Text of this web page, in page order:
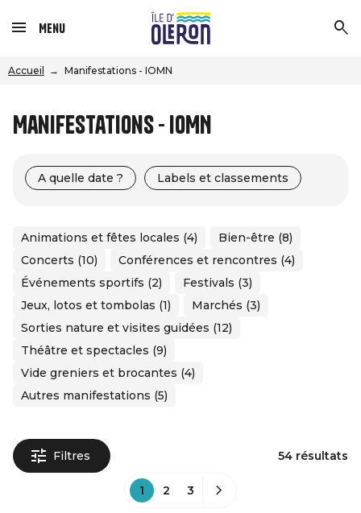
Menu
Accueil Manifestations - IOMN
Manifestations - IOMN
A quelle date ? Labels et classements
Animations et fêtes locales (4)
Bien-être (8)
Concerts (10)
Conférences et rencontres (4)
Événements sportifs (2)
Festivals (3)
Jeux, lotos et tombolas (1)
Marchés (3)
Sorties nature et visites guidées (12)
Théâtre et spectacles (9)
Vide greniers et brocantes (4)
Autres manifestations (5)
Filtres 54 résultats
1 2 3